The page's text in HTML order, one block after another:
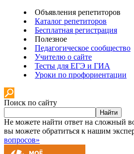
Объявления репетиторов
Каталог репетиторов
Бесплатная регистрация
Полезное
Педагогическое сообщество
Учителю о сайте
Тесты для ЕГЭ и ГИА
Уроки по профориентации
Поиск по сайту
Найти
Не можете найти ответ на сложный
вы можете обратиться к нашим
вопросов»